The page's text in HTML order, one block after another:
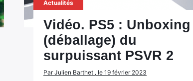
Actualités
Vidéo. PS5 : Unboxing
(déballage) du
surpuissant PSVR 2
Par Julien Barthet , le 19 février 2023